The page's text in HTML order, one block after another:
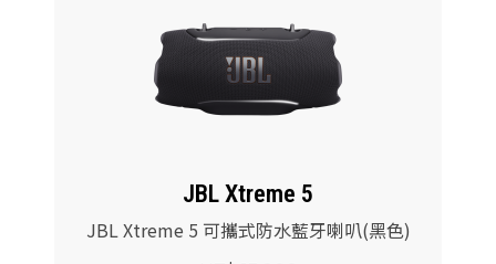
JBL Xtreme 5
JBL Xtreme 5 可攜式防水藍牙喇叭(黑色)